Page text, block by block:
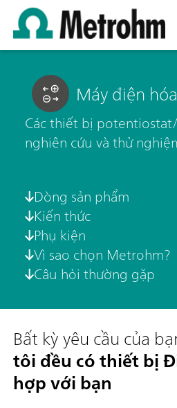
Máy điện hóa
Các thiết bị
nghiên cứu và thử
Dòng sản phẩm
Kiến thức
Phụ kiện
Vì sao chọn Metrohm?
Câu hỏi thường gặp
Bất kỳ yêu cầu của
tôi đều có thiết bị
hợp với bạn